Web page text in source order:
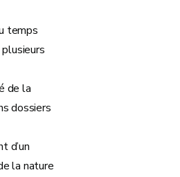
temps
de la
dossiers
d’un
la nature